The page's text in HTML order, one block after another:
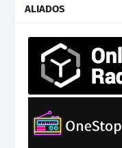
ALIADOS